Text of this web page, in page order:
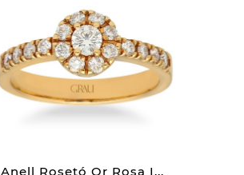
Anell Rosetó Or Rosa I...